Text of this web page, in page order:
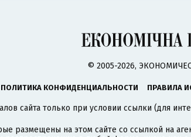
© 2005-2026,
ПОЛИТИКА КОНФИДЕНЦИАЛЬНОСТИ ПРАВИЛА
сайта только при условии ссылки (для
размещены на этом сайте со ссылкой на